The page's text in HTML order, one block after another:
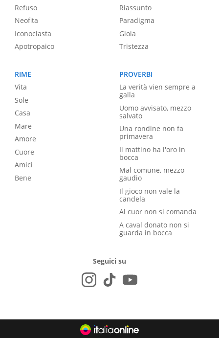
Refuso
Neofita
Iconoclasta
Apotropaico
Riassunto
Paradigma
Gioia
Tristezza
RIME
Vita
Sole
Casa
Mare
Amore
Cuore
Amici
Bene
PROVERBI
La verità vien sempre a
galla
Uomo avvisato, mezzo
salvato
Una rondine non fa
primavera
Il mattino ha l'oro in
bocca
Mal comune, mezzo
gaudio
Il gioco non vale la
candela
Al cuor non si comanda
A caval donato non si
guarda in bocca
Seguici su